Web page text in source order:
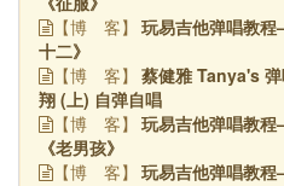
【博 客】
玩易吉他弹唱教
十二》
【博 客】
蔡健雅 Tanya's
翔 (上) 自弹自唱
【博 客】
玩易吉他弹唱教
《老男孩》
【博 客】
玩易吉他弹唱教